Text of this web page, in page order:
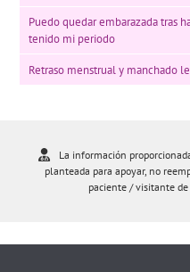
Puedo quedar embarazada tras
tenido mi periodo
Retraso menstrual y manchado
La información
planteada para apoyar, no
paciente / visitante